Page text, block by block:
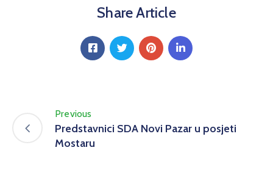
Share Article
Previous
Predstavnici SDA Novi Pazar u posjeti
Mostaru